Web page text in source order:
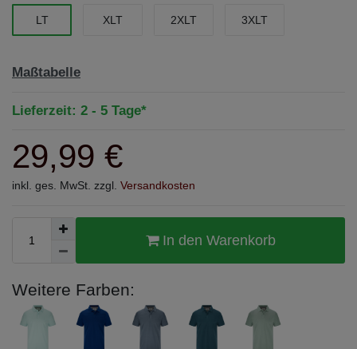
LT XLT 2XLT 3XLT
Maßtabelle
Lieferzeit: 2 - 5 Tage*
29,99 €
inkl. ges. MwSt. zzgl. Versandkosten
In den Warenkorb
Weitere Farben: